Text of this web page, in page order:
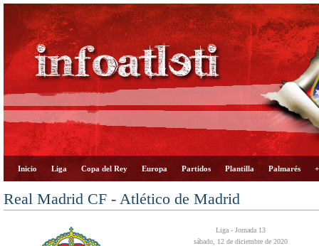
Inicio Liga Copa del Rey Europa Partidos Plantilla Palmarés
Real Madrid CF - Atlético de Madrid
Liga - Jornada 13
sábado, 12 de diciembre de 2020